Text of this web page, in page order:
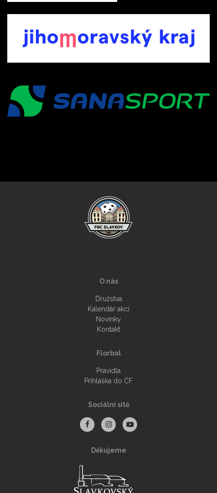
O nás
Družstva
Kalendář akcí
Novinky
Kontakt
Florbal
Pravidla
Přihláška do ČF
Sociální sítě
Děkujeme